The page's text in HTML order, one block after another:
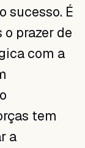
sucesso. É
prazer de
com a
tem
a